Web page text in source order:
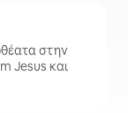
στην
Jesus και